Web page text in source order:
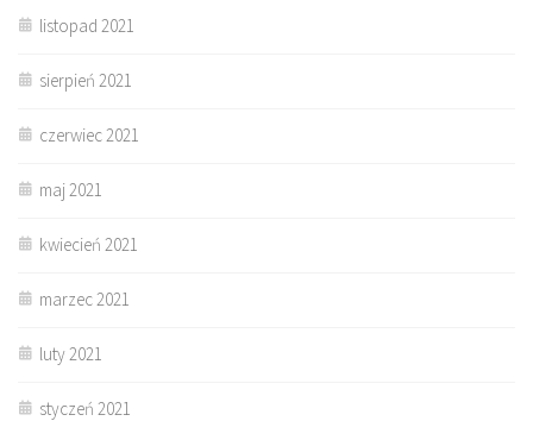
listopad 2021
sierpień 2021
czerwiec 2021
maj 2021
kwiecień 2021
marzec 2021
luty 2021
styczeń 2021